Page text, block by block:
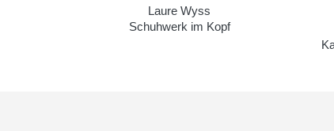
Laure Wyss
Schuhwerk im Kopf